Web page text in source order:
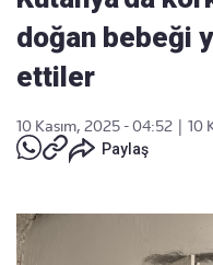
doğan bebeği
ettiler
10 Kasım, 2025 - 04:52
10
Paylaş